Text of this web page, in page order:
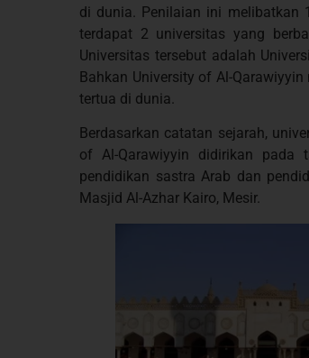
di dunia. Penilaian ini melibatkan
terdapat 2 universitas yang
Universitas tersebut adalah
Bahkan University of Al-
tertua di dunia.
Berdasarkan catatan sejarah,
of Al-Qarawiyyin didirikan pada
pendidikan sastra Arab dan
Masjid Al-Azhar Kairo, Mesir.